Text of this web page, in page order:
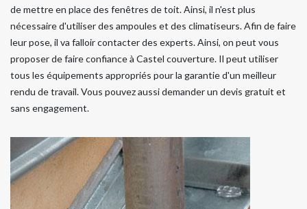
de mettre en place des fenêtres de toit. Ainsi, il n'est plus
nécessaire d'utiliser des ampoules et des climatiseurs. Afin de faire
leur pose, il va falloir contacter des experts. Ainsi, on peut vous
proposer de faire confiance à Castel couverture. Il peut utiliser
tous les équipements appropriés pour la garantie d'un meilleur
rendu de travail. Vous pouvez aussi demander un devis gratuit et
sans engagement.